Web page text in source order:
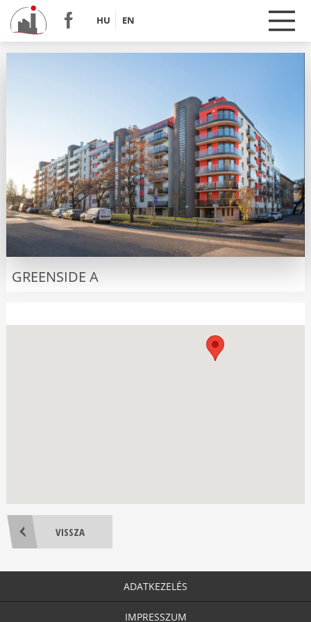
HU EN
GREENSIDE A
VISSZA
ADATKEZELÉS
IMPRESSZUM